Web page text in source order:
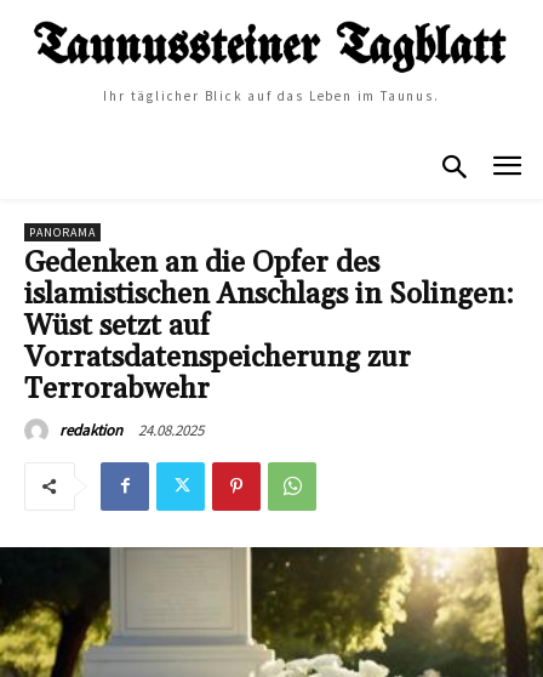
Ihr täglicher Blick auf das Leben im Taunus.
PANORAMA
Gedenken an die Opfer des
islamistischen Anschlags in Solingen:
Wüst setzt auf
Vorratsdatenspeicherung zur
Terrorabwehr
redaktion 24.08.2025